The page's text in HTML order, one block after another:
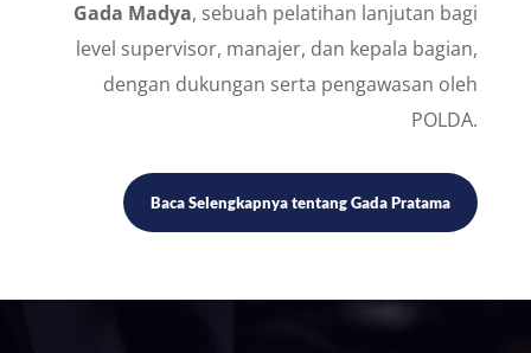
Gada Madya, sebuah pelatihan lanjutan bagi
level supervisor, manajer, dan kepala bagian,
dengan dukungan serta pengawasan oleh
POLDA.
Baca Selengkapnya tentang Gada Pratama